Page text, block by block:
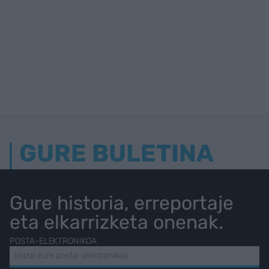
GURE BULETINA
Gure historia, erreportaje
eta elkarrizketa onenak.
POSTA-ELEKTRONIKOA